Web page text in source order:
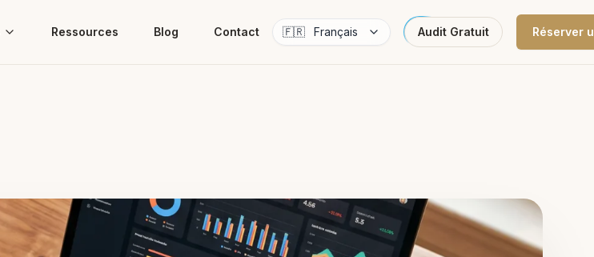
Ressources Blog Contact 🇫🇷 Français Audit Gratuit Réserver